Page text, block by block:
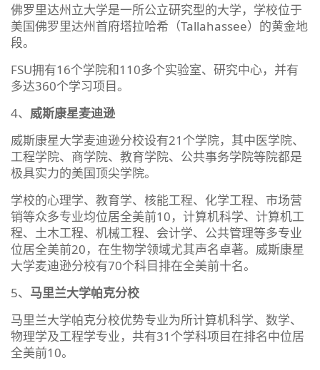
佛罗里达州立大学是一所公立研究型的大学，学校位于
美国佛罗里达州首府塔拉哈希（Tallahassee）的黄金地
段。
FSU拥有16个学院和110多个实验室、研究中心，并有
多达360个学习项目。
4、 威斯康星麦迪逊
威斯康星大学麦迪逊分校设有21个学院，其中医学院、
工程学院、商学院、教育学院、公共事务学院等院都是
极具实力的美国顶尖学院。
学校的心理学、教育学、核能工程、化学工程、市场营
销等众多专业均位居全美前10，计算机科学、计算机工
程、土木工程、机械工程、会计学、公共管理等多专业
位居全美前20，在生物学领域尤其声名卓著。威斯康星
大学麦迪逊分校有70个科目排在全美前十名。
5、 马里兰大学帕克分校
马里兰大学帕克分校优势专业为所计算机科学、数学、
物理学及工程学专业，共有31个学科项目在排名中位居
全美前10。